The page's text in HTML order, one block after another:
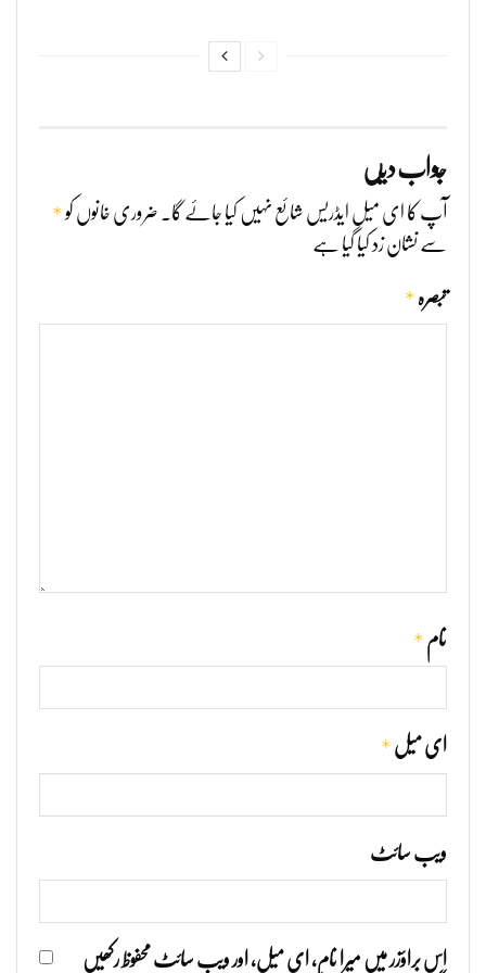
جواب دیں
آپ کا ای میل ایڈریس شائع نہیں کیا جائے گا۔ ضروری خانوں کو*
سے نشان زد کیا گیا ہے
تبصرہ *
نام *
ای میل *
ویب‌ سائٹ
اس براؤزر میں میرا نام، ای میل، اور ویب سائٹ محفوظ رکھیں